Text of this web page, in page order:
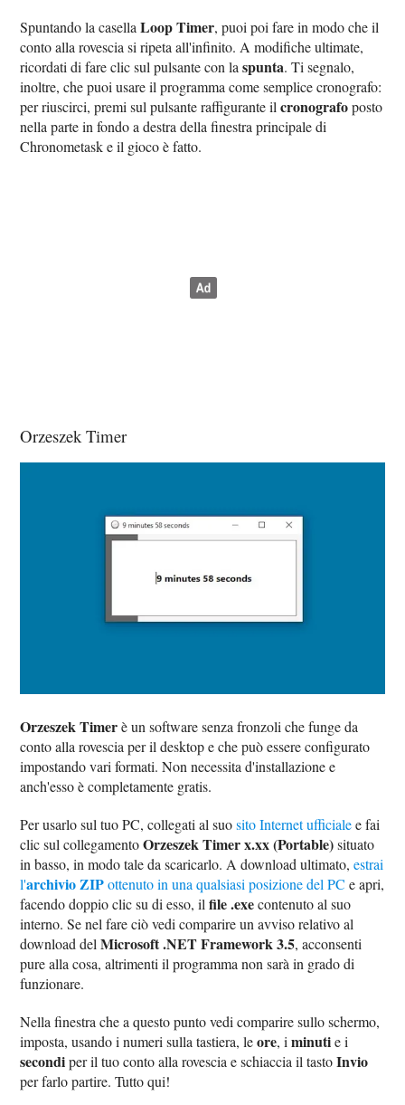
Spuntando la casellaLoop Timer, puoi poi fare in modo che il
conto alla rovescia si ripeta all'infinito. A modifiche ultimate,
ricordati di fare clic sul pulsante con laspunta. Ti segnalo,
inoltre, che puoi usare il programma come semplice cronografo:
per riuscirci, premi sul pulsante raffigurante ilcronografoposto
nella parte in fondo a destra della finestra principale di
Chronometask e il gioco è fatto.
Orzeszek Timer
Orzeszek Timerè un software senza fronzoli che funge da
conto alla rovescia per il desktop e che può essere configurato
impostando vari formati. Non necessita d'installazione e
anch'esso è completamente gratis.
Per usarlo sul tuo PC, collegati al suosito Internet ufficialee fai
clic sul collegamentoOrzeszek Timer x.xx (Portable)situato
in basso, in modo tale da scaricarlo. A download ultimato,estrai
l'archivio ZIPottenuto in una qualsiasi posizione del PC e apri,
facendo doppio clic su di esso, ilfile .execontenuto al suo
interno. Se nel fare ciò vedi comparire un avviso relativo al
download delMicrosoft .NET Framework 3.5, acconsenti
pure alla cosa, altrimenti il programma non sarà in grado di
funzionare.
Nella finestra che a questo punto vedi comparire sullo schermo,
imposta, usando i numeri sulla tastiera, leore, iminutie i
secondiper il tuo conto alla rovescia e schiaccia il tastoInvio
per farlo partire. Tutto qui!